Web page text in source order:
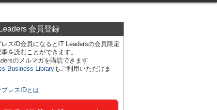
会員登録
スID会員になるとIT Leadersの会員限定
を読むことができます。
のメルマガを購読できます
Business Libraryもご利用いただけま
プレスIDとは